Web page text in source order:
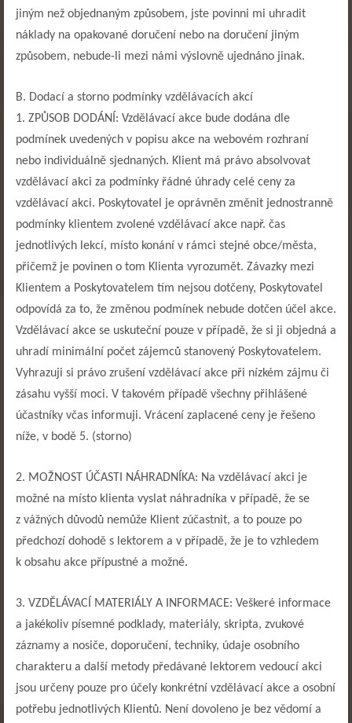
jiným než objednaným způsobem, jste povinni mi uhradit
náklady na opakované doručení nebo na doručení jiným
způsobem, nebude-li mezi námi výslovně ujednáno jinak.
B. Dodací a storno podmínky vzdělávacích akcí
1. ZPŮSOB DODÁNÍ: Vzdělávací akce bude dodána dle
podmínek uvedených v popisu akce na webovém rozhraní
nebo individuálně sjednaných. Klient má právo absolvovat
vzdělávací akci za podmínky řádné úhrady celé ceny za
vzdělávací akci. Poskytovatel je oprávněn změnit jednostranně
podmínky klientem zvolené vzdělávací akce např. čas
jednotlivých lekcí, místo konání v rámci stejné obce/města,
přičemž je povinen o tom Klienta vyrozumět. Závazky mezi
Klientem a Poskytovatelem tím nejsou dotčeny, Poskytovatel
odpovídá za to, že změnou podmínek nebude dotčen účel akce.
Vzdělávací akce se uskuteční pouze v případě, že si ji objedná a
uhradí minimální počet zájemců stanovený Poskytovatelem.
Vyhrazuji si právo zrušení vzdělávací akce při nízkém zájmu či
zásahu vyšší moci. V takovém případě všechny přihlášené
účastníky včas informuji. Vrácení zaplacené ceny je řešeno
níže, v bodě 5. (storno)
2. MOŽNOST ÚČASTI NÁHRADNÍKA: Na vzdělávací akci je
možné na místo klienta vyslat náhradníka v případě, že se
z vážných důvodů nemůže Klient zúčastnit, a to pouze po
předchozí dohodě s lektorem a v případě, že je to vzhledem
k obsahu akce přípustné a možné.
3. VZDĚLÁVACÍ MATERIÁLY A INFORMACE: Veškeré informace
a jakékoliv písemné podklady, materiály, skripta, zvukové
záznamy a nosiče, doporučení, techniky, údaje osobního
charakteru a další metody předávané lektorem vedoucí akci
jsou určeny pouze pro účely konkrétní vzdělávací akce a osobní
potřebu jednotlivých Klientů. Není dovoleno je bez vědomí a